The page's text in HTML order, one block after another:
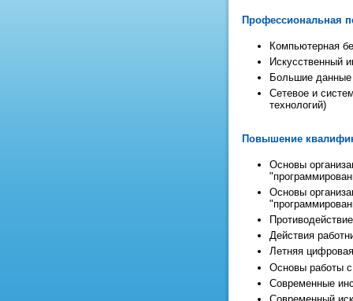
Профессиональная
Компьютерная
Искусственный
Большие данные
Сетевое и
технологий)
Повышение
Основы
Основы
Действия
Летняя
Основы работы
Современные